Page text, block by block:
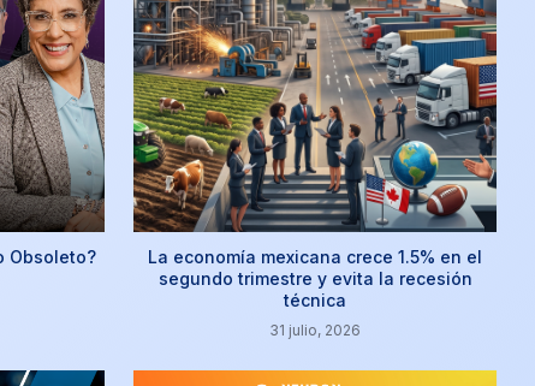
Obsoleto?
La economía mexicana crece 1.5% en el
segundo trimestre y evita la recesión
técnica
31 julio, 2026